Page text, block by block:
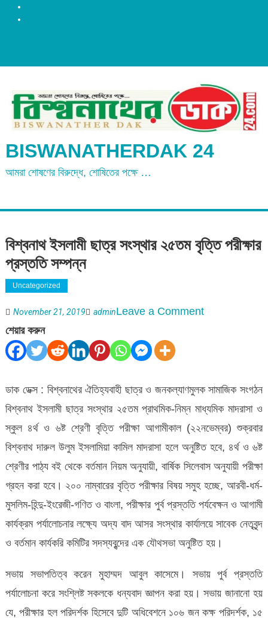
BISWANATHERDAK 24
আমরা শোষণের বিরুদ্ধে, শোষিতের পক্ষে …
বিশ্বনাথ ইসলামী ছাত্র সংস্থার ২৫তম বৃত্তি পরীক্ষার
প্রস্ততি সম্পন্ন
Uncategorized
November 21, 2019 adminLeave a Commenton
সংস্থার
২৫তম
বৃত্তি
পরীক্ষার
প্রস্ততি
সম্পন্ন
শেয়ার করুন
ডাক ডেক্স : বিশ্বনাথের ঐতিহ্যবাহী ছাত্র ও জনকল্যাণমুলক সামাজিক সংগঠন
বিশ্বনাথ ইসলামী ছাত্র সংস্থার ২৫তম প্রাথমিক-নিম্ন মাধ্যমিক মাদরাসা ও
স্কুল ৪র্থ ও ৬ষ্ট শ্রেণী বৃত্তি পরীক্ষা আগামীকাল (২২নভেম্বর) শুক্রবার
বিশ্বনাথ দারুল উলুম ইসলামিয়া কামিল মাদরাসা হলে অনুষ্টিত হবে, ৪র্থ ও ৬ষ্ট
শ্রেণীর পাঠ্য বই থেকে বর্তমান নিয়ম অনুযায়ী, বার্ষিক সিলেবাস অনুযায়ী পরীক্ষা
গ্রহন করা হবে। ২০০ নাম্বারের বৃত্তি পরীক্ষার বিষয় সমুহ হচ্ছে, আরবী-ধর্ম-
মুসলিম-হিন্দু-ইংরেজী-গণিত ও বাংলা, পরীক্ষার পুর্ব প্রস্ততি পর্যবেক্ষন ও আগামী
কার্যক্রম পর্যালোচনার লক্ষ্যে অদ্য বাদ আসর সংস্থার কার্যালয়ে সাবেক নেতৃবৃন্দ
ও বর্তমান কার্যকরি কমিটির সদস্যবৃন্দের এক যৌথসভা অনুষ্টিত হয়।
সভায় সভাপতিত্ব করেন মুহাম্মদ আবুল কাসেমে। সভায় পুর্ব প্রস্ততি
পর্যালোচনা করে সংশ্লিষ্ট সকলকে ধন্যবাদ জ্ঞাপন করা হয়। সভায় জানানো হয়
যে, পরীক্ষার হল পরিদর্শক হিসেবে দুটি অধিবেশনে ১০৬ জন কক্ষ পরিদর্শক, ১৫